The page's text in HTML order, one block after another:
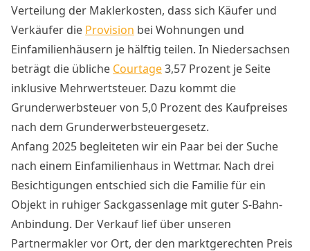
Verteilung der Maklerkosten, dass sich Käufer und
Verkäufer die Provision bei Wohnungen und
Einfamilienhäusern je hälftig teilen. In Niedersachsen
beträgt die übliche Courtage3,57 Prozent je Seite
inklusive Mehrwertsteuer. Dazu kommt die
Grunderwerbsteuer von 5,0 Prozent des Kaufpreises
nach dem Grunderwerbsteuergesetz.
Anfang 2025 begleiteten wir ein Paar bei der Suche
nach einem Einfamilienhaus in Wettmar. Nach drei
Besichtigungen entschied sich die Familie für ein
Objekt in ruhiger Sackgassenlage mit guter S-Bahn-
Anbindung. Der Verkauf lief über unseren
Partnermakler vor Ort, der den marktgerechten Preis